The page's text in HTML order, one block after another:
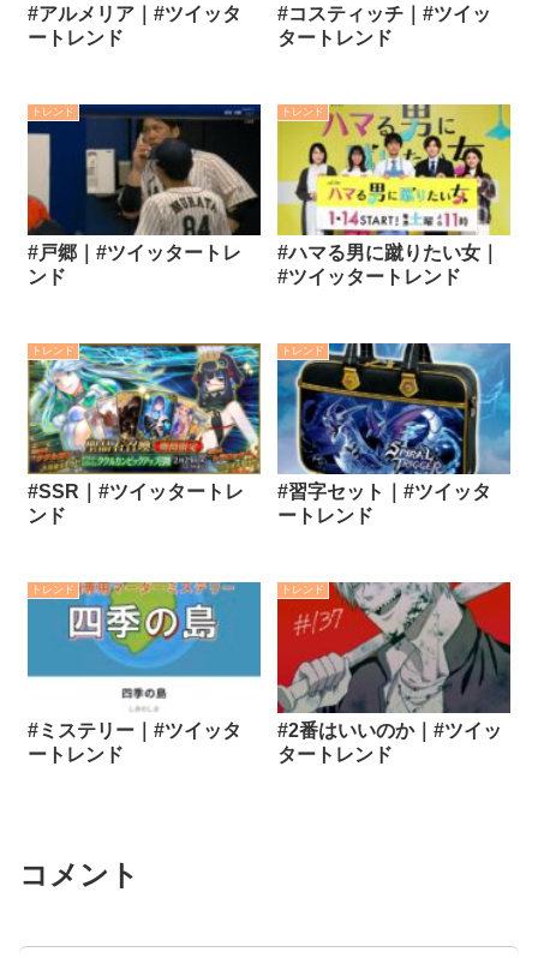
#アルメリア｜#ツイッタ
ートレンド
#コスティッチ｜#ツイッ
タートレンド
トレンド
#戸郷｜#ツイッタートレ
ンド
トレンド
#ハマる男に蹴りたい女｜
#ツイッタートレンド
トレンド
#SSR｜#ツイッタートレ
ンド
トレンド
#習字セット｜#ツイッタ
ートレンド
トレンド
#ミステリー｜#ツイッタ
ートレンド
トレンド
#2番はいいのか｜#ツイッ
タートレンド
コメント